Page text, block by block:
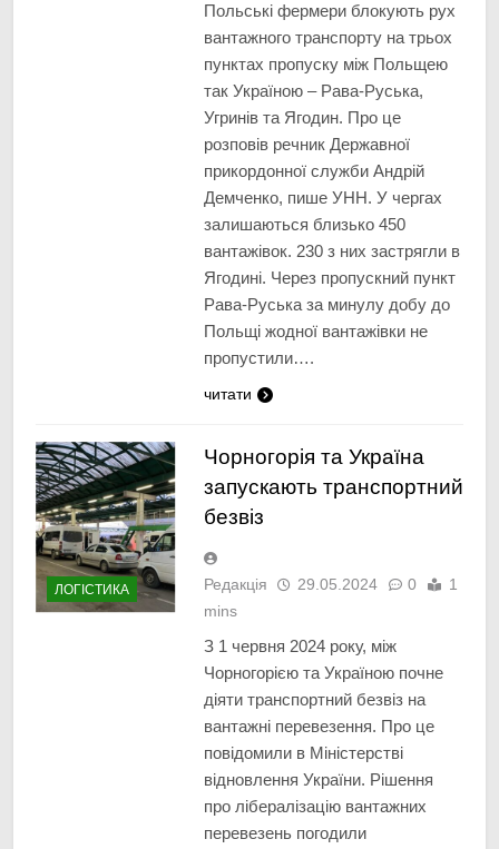
Польські фермери блокують рух
вантажного транспорту на трьох
пунктах пропуску між Польщею
так Україною – Рава-Руська,
Угринів та Ягодин. Про це
розповів речник Державної
прикордонної служби Андрій
Демченко, пише УНН. У чергах
залишаються близько 450
вантажівок. 230 з них застрягли в
Ягодині. Через пропускний пункт
Рава-Руська за минулу добу до
Польщі жодної вантажівки не
пропустили….
читати
ЛОГІСТИКА
Чорногорія та Україна
запускають транспортний
безвіз
Редакція 29.05.2024 0
1
mins
З 1 червня 2024 року, між
Чорногорією та Україною почне
діяти транспортний безвіз на
вантажні перевезення. Про це
повідомили в Міністерстві
відновлення України. Рішення
про лібералізацію вантажних
перевезень погодили